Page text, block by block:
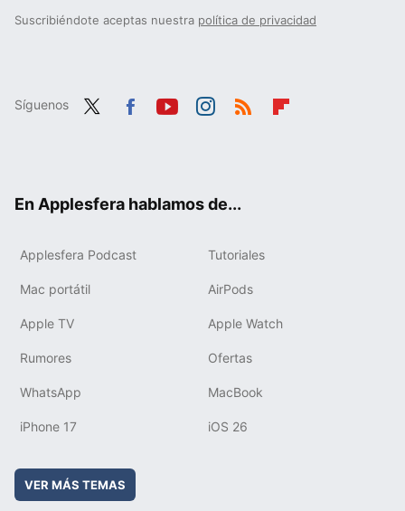
Suscribiéndote aceptas nuestra política de privacidad
Síguenos
En Applesfera hablamos de...
Applesfera Podcast Tutoriales
Mac portátil AirPods
Apple TV Apple Watch
Rumores Ofertas
WhatsApp MacBook
iPhone 17 iOS 26
VER MÁS TEMAS